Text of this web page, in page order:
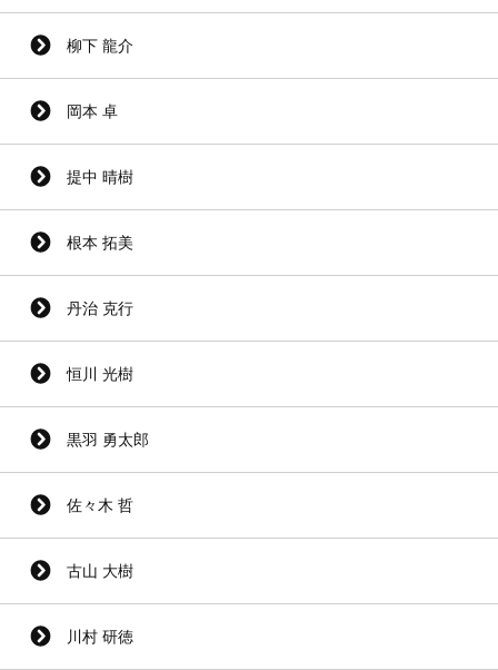
柳下 龍介
岡本 卓
提中 晴樹
根本 拓美
丹治 克行
恒川 光樹
黒羽 勇太郎
佐々木 哲
古山 大樹
川村 研徳